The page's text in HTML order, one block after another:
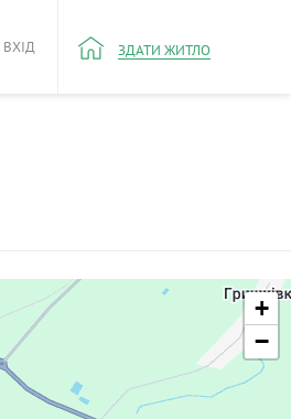
ВХІД ЗДАТИ ЖИТЛО
+
−